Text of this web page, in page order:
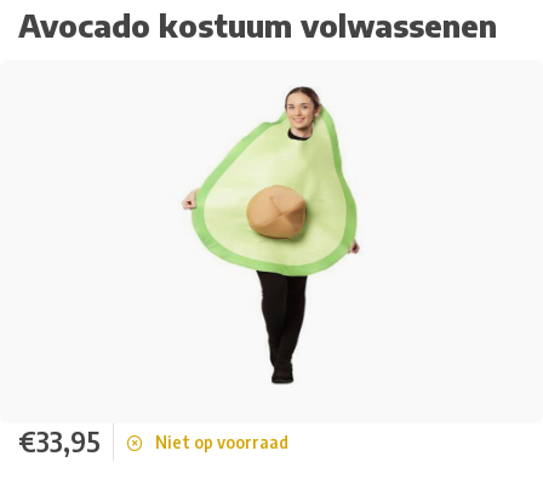
Avocado kostuum volwassenen
€33,95 Niet op voorraad